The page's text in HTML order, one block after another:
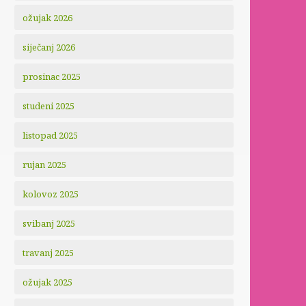
ožujak 2026
siječanj 2026
prosinac 2025
studeni 2025
listopad 2025
rujan 2025
kolovoz 2025
svibanj 2025
travanj 2025
ožujak 2025